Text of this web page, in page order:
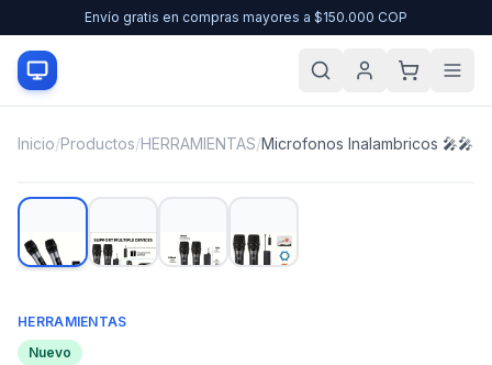
Envío gratis en compras mayores a $150.000 COP
Inicio/Productos/HERRAMIENTAS/Microfonos Inalambricos 🎤🎤
HERRAMIENTAS
Nuevo